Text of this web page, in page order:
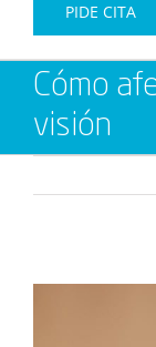
PIDE CITA
Cómo
visión